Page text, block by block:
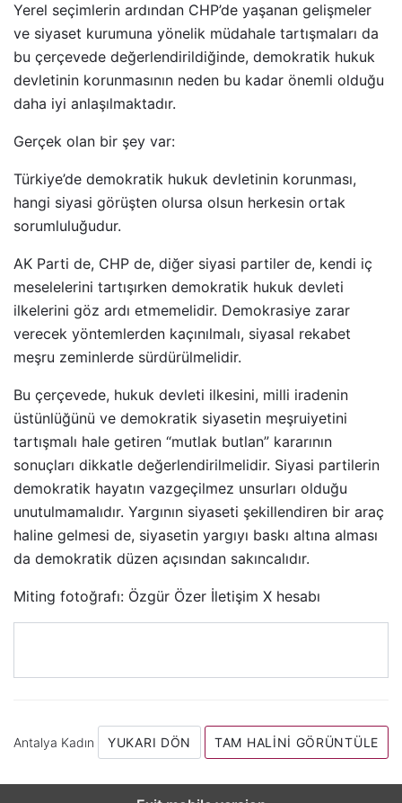
Yerel seçimlerin ardından CHP’de yaşanan gelişmeler
ve siyaset kurumuna yönelik müdahale tartışmaları da
bu çerçevede değerlendirildiğinde, demokratik hukuk
devletinin korunmasının neden bu kadar önemli olduğu
daha iyi anlaşılmaktadır.
Gerçek olan bir şey var:
Türkiye’de demokratik hukuk devletinin korunması,
hangi siyasi görüşten olursa olsun herkesin ortak
sorumluluğudur.
AK Parti de, CHP de, diğer siyasi partiler de, kendi iç
meselelerini tartışırken demokratik hukuk devleti
ilkelerini göz ardı etmemelidir. Demokrasiye zarar
verecek yöntemlerden kaçınılmalı, siyasal rekabet
meşru zeminlerde sürdürülmelidir.
Bu çerçevede, hukuk devleti ilkesini, milli iradenin
üstünlüğünü ve demokratik siyasetin meşruiyetini
tartışmalı hale getiren “mutlak butlan” kararının
sonuçları dikkatle değerlendirilmelidir. Siyasi partilerin
demokratik hayatın vazgeçilmez unsurları olduğu
unutulmamalıdır. Yargının siyaseti şekillendiren bir araç
haline gelmesi de, siyasetin yargıyı baskı altına alması
da demokratik düzen açısından sakıncalıdır.
Miting fotoğrafı: Özgür Özer İletişim X hesabı
Antalya Kadın YUKARI DÖN TAM HALINI GÖRÜNTÜLE